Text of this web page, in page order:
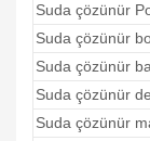
Suda çözünür
Suda çözünür
Suda çözünür
Suda çözünür
Suda çözünür